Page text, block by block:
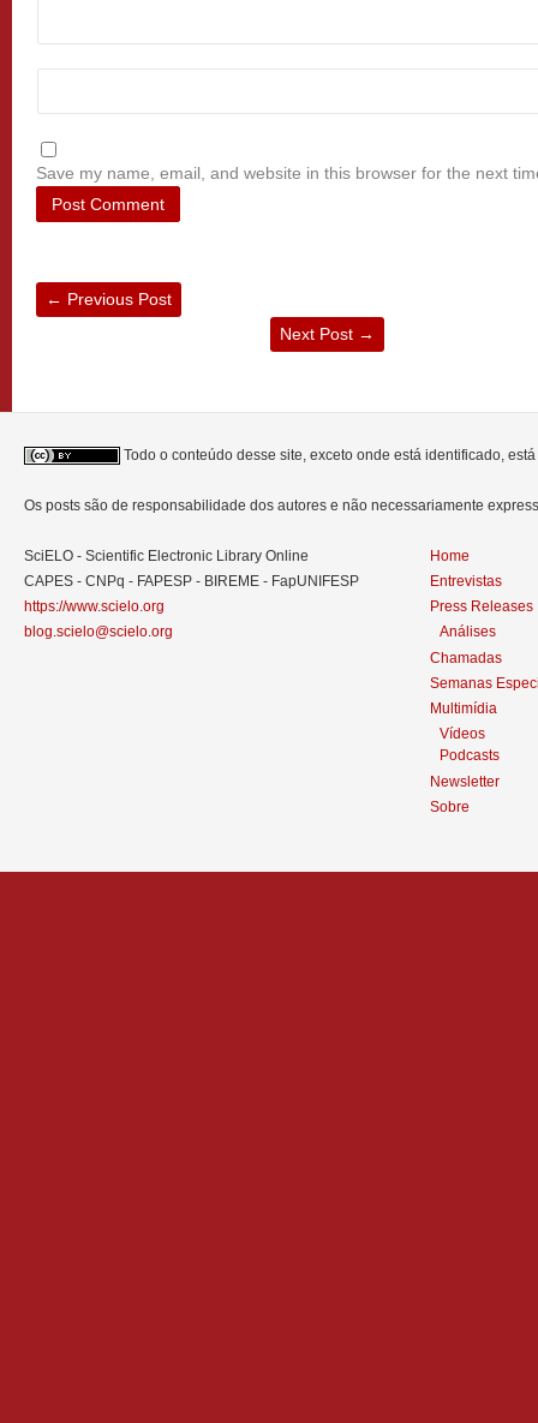
Save my name, email, and website in this browser for the next
← Previous Post
Next Post →
Todo o conteúdo desse site, exceto onde está identificado,
Os posts são de responsabilidade dos autores e não necessariamente
SciELO - Scientific Electronic Library Online
CAPES - CNPq - FAPESP - BIREME - FapUNIFESP
https://www.scielo.org
blog.scielo@scielo.org
Home
Entrevistas
Press Releases
Análises
Chamadas
Semanas
Multimídia
Vídeos
Podcasts
Newsletter
Sobre